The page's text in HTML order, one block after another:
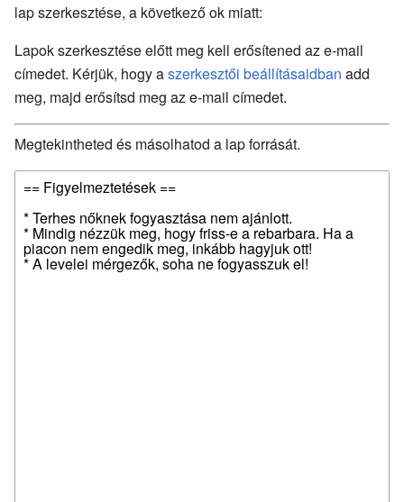
lap szerkesztése, a következő ok miatt:
Lapok szerkesztése előtt meg kell erősítened az e-mail
címedet. Kérjük, hogy aszerkesztői beállításaidban add
meg, majd erősítsd meg az e-mail címedet.
Megtekintheted és másolhatod a lap forrását.